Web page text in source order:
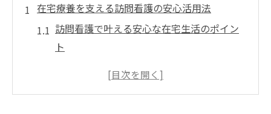
在宅療養を支える訪問看護の安心活用法
訪問看護で叶える安心な在宅生活のポイン
ト
訪問看護ステーション選びの重要性と基準